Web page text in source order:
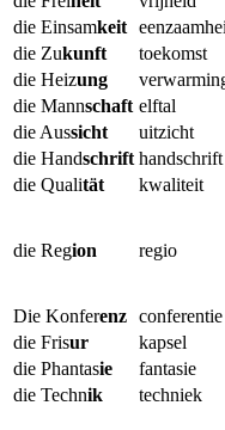
die Einsamkeit
die Zukunft toekomst
die Heizung
die Mannschaft elftal
die Aussicht uitzicht
die Handschrift handschrift
die Qualität kwaliteit
die Region regio
Die Konferenz conferentie
die Frisur kapsel
die Phantasie fantasie
die Technik techniek